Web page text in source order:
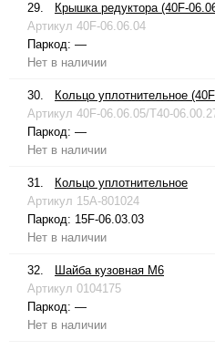
29.
Крышка редуктора (40F-
Артикул 40F-06.06.04
Паркод: —
Нет в наличии
30.
Кольцо уплотнительное
Артикул 40F-06.06.05/T40-
Паркод: —
Нет в наличии
31.
Кольцо уплотнительное
Артикул 15A-801024
Паркод: 15F-06.03.03
Нет в наличии
32.
Шайба кузовная М6
Артикул 0104175
Паркод: —
Нет в наличии